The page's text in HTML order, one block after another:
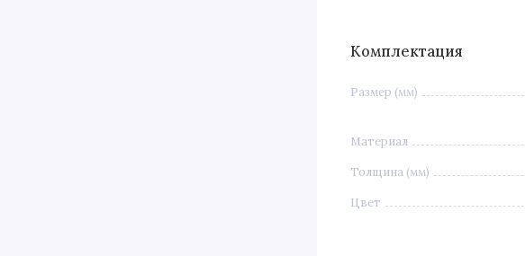
Комплектация
Размер (мм)
Материал
Толщина (мм)
Цвет